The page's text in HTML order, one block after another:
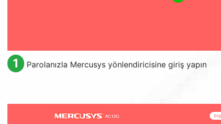
1 Parolanızla Mercusys yönlendiricisine giriş yapın